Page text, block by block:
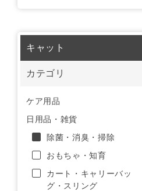
キャット
カテゴリ
ケア用品
日用品・雑貨
除菌・消臭・掃除
おもちゃ・知育
カート・キャリーバッ
グ・スリング